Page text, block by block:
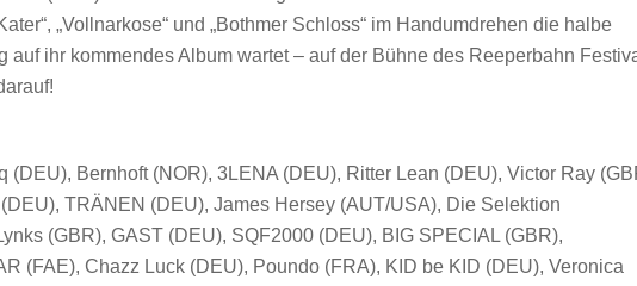
„Vollnarkose“ und „Bothmer Schloss“ im Handumdrehen die halbe
auf ihr kommendes Album wartet – auf der Bühne des Reeperbahn
(DEU), Bernhoft (NOR), 3LENA (DEU), Ritter Lean (DEU), Victor Ray
TRÄNEN (DEU), James Hersey (AUT/USA), Die Selektion
(GBR), GAST (DEU), SQF2000 (DEU), BIG SPECIAL (GBR),
(FAE), Chazz Luck (DEU), Poundo (FRA), KID be KID (DEU), Veronica